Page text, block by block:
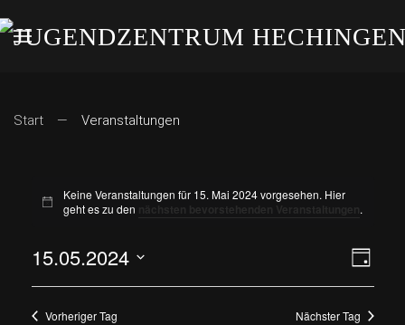
Start Veranstaltungen
Keine Veranstaltungen für 15. Mai 2024 vorgesehen. Hier
geht es zu den
.
Tag
15.05.2024
Datum
Vorheriger Tag Nächster Tag